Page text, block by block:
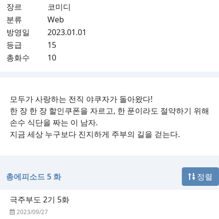
장르
코미디
분류
Web
방영일
2023.01.01
등급
15
총화수
10
모두가 사랑하는 전직 야쿠자가 돌아왔다!
한 장 한 장 할인쿠폰을 자르고, 한 푼이라도 절약하기 위해
손수 식단을 짜는 이 남자.
지금 세상 누구보다 진지하게 주부의 길을 걷는다.
총에피소드 5 화 정렬
극주부도 2기 5화
2023/09/27